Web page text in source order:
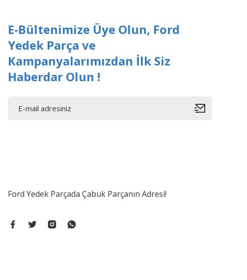
E-Bültenimize Üye Olun, Ford
Yedek Parça ve
Kampanyalarımızdan İlk Siz
Haberdar Olun !
Ford Yedek Parçada Çabuk Parçanın Adresi!